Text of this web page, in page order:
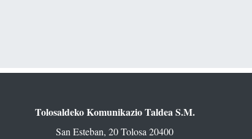
Tolosaldeko Komunikazio Taldea S.M.
San Esteban, 20 Tolosa 20400